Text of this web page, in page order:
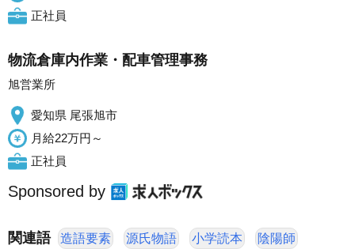
正社員
物流倉庫内作業・配車管理事務
旭営業所
愛知県 尾張旭市
月給22万円～
正社員
Sponsored by
関連語 造語要素 源氏物語 小学読本 陰陽師